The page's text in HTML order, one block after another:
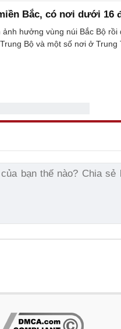
Bắc, có nơi dưới 16
hưởng vùng núi Bắc Bộ rồi
Bộ và một số nơi ở Trung